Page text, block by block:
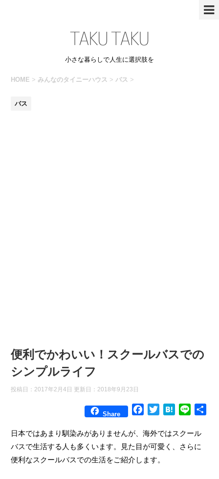
小さな暮らしで人生に選択肢を
HOME > みんなのタイニーハウス > バス >
バス
便利でかわいい！スクールバスでの
シンプルライフ
投稿日：2017年2月4日 更新日：2018年9月23日
Share
c
e
b
i
t
H
t
n
e
日本ではあまり馴染みがありませんが、海外ではスクール
バスで生活する人も多くいます。見た目が可愛く、さらに
便利なスクールバスでの生活をご紹介します。